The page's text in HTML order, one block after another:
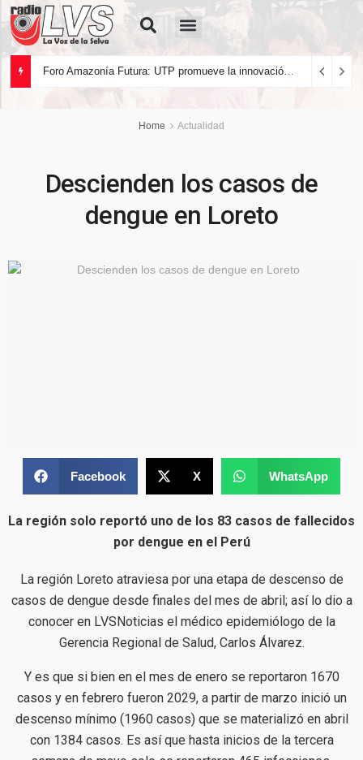
Home Actualidad
Descienden los casos de
dengue en Loreto
Facebook X WhatsApp
La región solo reportó uno de los 83 casos de fallecidos
por dengue en el Perú
La región Loreto atraviesa por una etapa de descenso de
casos de dengue desde finales del mes de abril; así lo dio a
conocer en LVSNoticias el médico epidemiólogo de la
Gerencia Regional de Salud, Carlos Álvarez.
Y es que si bien en el mes de enero se reportaron 1670
casos y en febrero fueron 2029, a partir de marzo inició un
descenso mínimo (1960 casos) que se materializó en abril
con 1384 casos. Es así que hasta inicios de la tercera